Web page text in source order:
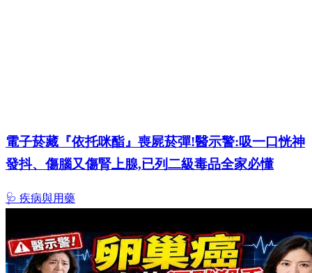
電子菸藏『依托咪酯』喪屍菸彈!醫示警:吸一口恍神
發抖、傷腦又傷腎上腺,已列二級毒品全家必懂
🩺 疾病與用藥